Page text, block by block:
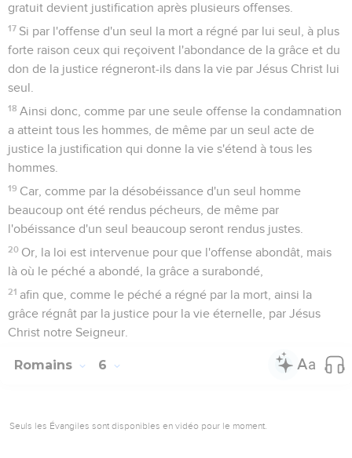
gratuit devient justification après plusieurs offenses.
17 Si par l'offense d'un seul la mort a régné par lui seul, à plus
forte raison ceux qui reçoivent l'abondance de la grâce et du
don de la justice régneront-ils dans la vie par Jésus Christ lui
seul.
18 Ainsi donc, comme par une seule offense la condamnation
a atteint tous les hommes, de même par un seul acte de
justice la justification qui donne la vie s'étend à tous les
hommes.
19 Car, comme par la désobéissance d'un seul homme
beaucoup ont été rendus pécheurs, de même par
l'obéissance d'un seul beaucoup seront rendus justes.
20 Or, la loi est intervenue pour que l'offense abondât, mais
là où le péché a abondé, la grâce a surabondé,
21 afin que, comme le péché a régné par la mort, ainsi la
grâce régnât par la justice pour la vie éternelle, par Jésus
Christ notre Seigneur.
Romains 6
Seuls les Évangiles sont disponibles en vidéo pour le moment.